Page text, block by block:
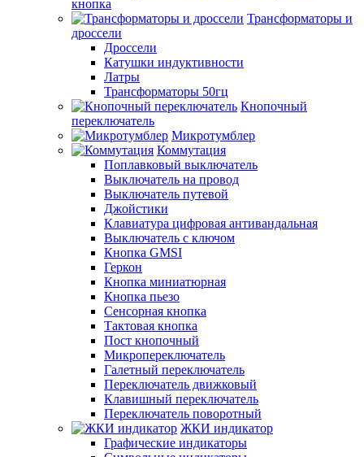
кнопка
Трансформаторы и
дроссели
Дроссели
Катушки индуктивности
Латры
Трансформаторы 50гц
Кнопочный
переключатель
Микротумблер
Коммутация
Поплавковый выключатель
Выключатель на провод
Выключатель путевой
Джойстики
Клавиатура цифровая антивандальная
Выключатель с ключом
Кнопка GMSI
Геркон
Кнопка миниатюрная
Кнопка пьезо
Сенсорная кнопка
Тактовая кнопка
Пост кнопочный
Микропереключатель
Галетный переключатель
Переключатель движковый
Клавишный переключатель
Переключатель поворотный
ЖКИ индикатор
Графические индикаторы